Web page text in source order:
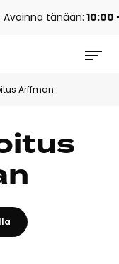
Avoinna tänään:10:00
Arffman